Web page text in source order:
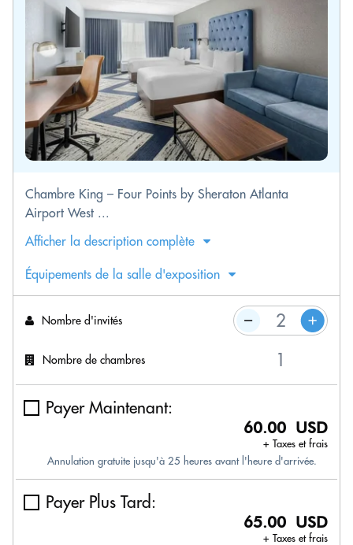
Chambre King – Four Points by Sheraton Atlanta
Airport West ...
Afficher la description complète
Équipements de la salle d'exposition
Nombre d'invités
Nombre de chambres
Payer Maintenant:
60.00 USD
+ Taxes et frais
Annulation gratuite jusqu'à 25 heures avant l'heure d'arrivée.
Payer Plus Tard:
65.00 USD
+ Taxes et frais